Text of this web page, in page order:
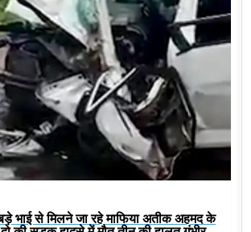
भाई से मिलने जा रहे माफिया अतीक अहमद के